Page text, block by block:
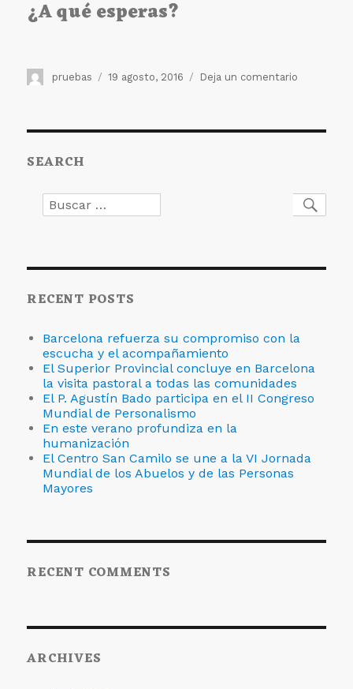
¿A qué esperas?
Autor
pruebas
Publicado
19 agosto, 2016 Deja un comentario
las
actividades
SEARCH
Buscar
por:
RECENT POSTS
Barcelona refuerza su compromiso con la
escucha y el acompañamiento
El Superior Provincial concluye en Barcelona
la visita pastoral a todas las comunidades
El P. Agustín Bado participa en el II Congreso
Mundial de Personalismo
En este verano profundiza en la
humanización
El Centro San Camilo se une a la VI Jornada
Mundial de los Abuelos y de las Personas
Mayores
RECENT COMMENTS
ARCHIVES